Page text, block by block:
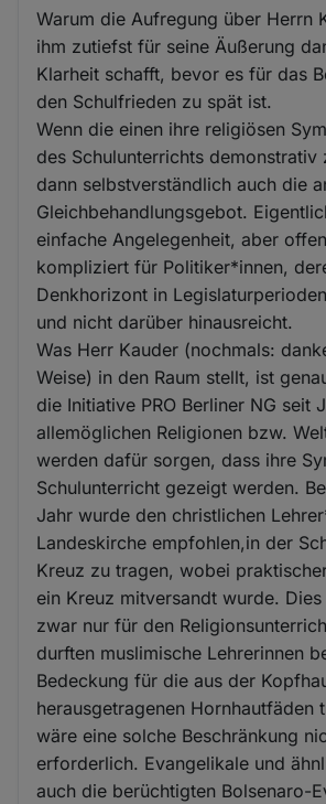
Warum die Aufregung über Herrn
ihm zutiefst für seine Äußerung
Klarheit schafft, bevor es für das
den Schulfrieden zu spät ist.
Wenn die einen ihre religiösen
des Schulunterrichts demonstrativ
dann selbstverständlich auch die
Gleichbehandlungsgebot.
einfache Angelegenheit, aber
kompliziert für Politiker*innen,
Denkhorizont in
und nicht darüber hinausreicht.
Was Herr Kauder (nochmals:
Weise) in den Raum stellt, ist
die Initiative PRO Berliner NG seit
allemöglichen Religionen bzw.
werden dafür sorgen, dass ihre
Schulunterricht gezeigt werden.
Jahr wurde den christlichen
Landeskirche empfohlen,in der
Kreuz zu tragen, wobei
ein Kreuz mitversandt wurde.
zwar nur für den
durften muslimische Lehrerinnen
Bedeckung für die aus der
herausgetragenen Hornhautfäden
wäre eine solche Beschränkung
erforderlich. Evangelikale und
auch die berüchtigten Bolsenaro-